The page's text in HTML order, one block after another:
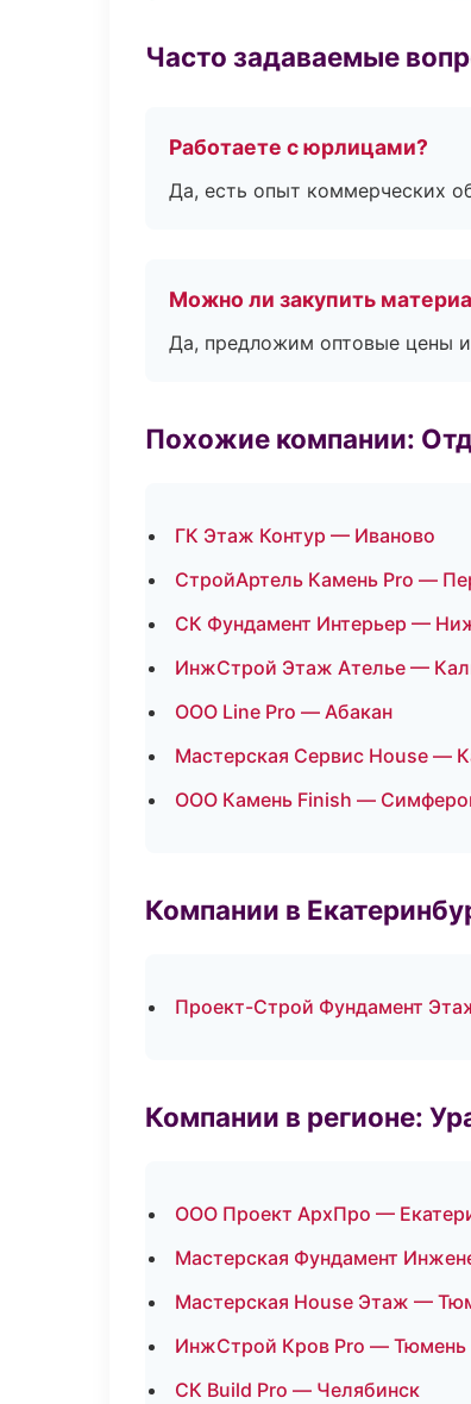
Часто задаваемые
Работаете с юрлицами?
Да, есть опыт коммерческих
Можно ли закупить
Да, предложим оптовые цены и
Похожие компании:
ГК Этаж Контур — Иваново
СтройАртель Камень Pro —
СК Фундамент Интерьер —
ИнжСтрой Этаж Ателье —
ООО Line Pro — Абакан
Мастерская Сервис House —
ООО Камень Finish —
Компании в
Проект-Строй Фундамент
Компании в регионе:
ООО Проект АрхПро —
Мастерская Фундамент
Мастерская House Этаж —
ИнжСтрой Кров Pro — Тюмень
СК Build Pro — Челябинск